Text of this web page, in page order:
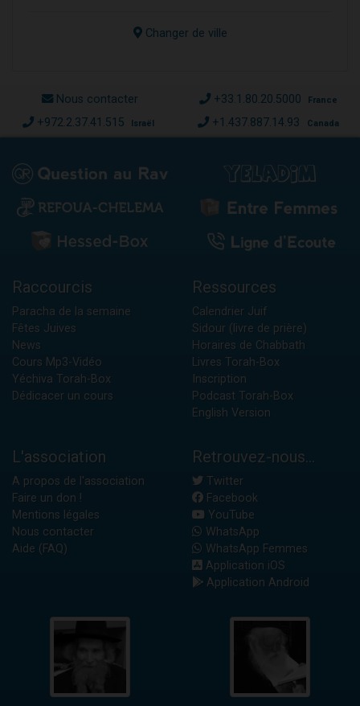
Changer de ville
Nous contacter +33.1.80.20.5000 France
+972.2.37.41.515 Israël +1.437.887.14.93 Canada
Raccourcis
Paracha de la semaine
Fêtes Juives
News
Cours Mp3-Vidéo
Yéchiva Torah-Box
Dédicacer un cours
Ressources
Calendrier Juif
Sidour (livre de prière)
Horaires de Chabbath
Livres Torah-Box
Inscription
Podcast Torah-Box
English Version
L'association
A propos de l'association
Faire un don !
Mentions légales
Nous contacter
Aide (FAQ)
Retrouvez-nous...
Twitter
Facebook
YouTube
WhatsApp
WhatsApp Femmes
Application iOS
Application Android